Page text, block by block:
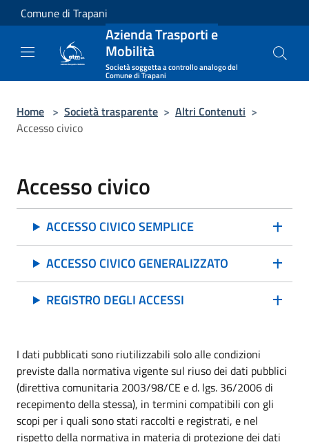
Salta al contenuto principale
Comune di Trapani
Azienda Trasporti e
Mobilità
Società soggetta a controllo analogo del
Comune di Trapani
Home > Società trasparente > Altri Contenuti >
Accesso civico
Accesso civico
ACCESSO CIVICO SEMPLICE
ACCESSO CIVICO GENERALIZZATO
REGISTRO DEGLI ACCESSI
I dati pubblicati sono riutilizzabili solo alle condizioni
previste dalla normativa vigente sul riuso dei dati pubblici
(direttiva comunitaria 2003/98/CE e d. lgs. 36/2006 di
recepimento della stessa), in termini compatibili con gli
scopi per i quali sono stati raccolti e registrati, e nel
rispetto della normativa in materia di protezione dei dati